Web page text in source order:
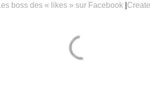
Les boss des « likes » sur Facebook